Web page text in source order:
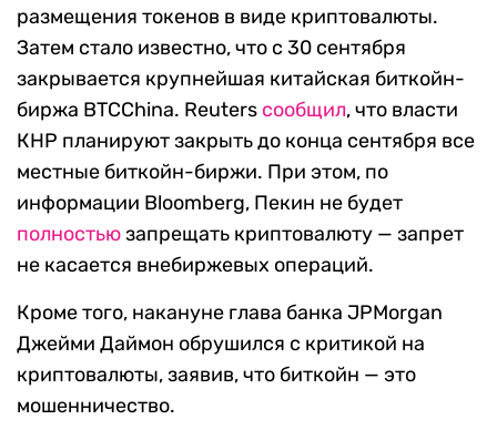
размещения токенов в виде криптовалюты.
Затем стало известно, что с 30 сентября
закрывается крупнейшая китайская биткойн-
биржа BTCChina. Reuters сообщил, что власти
КНР планируют закрыть до конца сентября все
местные биткойн-биржи. При этом, по
информации Bloomberg, Пекин не будет
полностьюзапрещать криптовалюту — запрет
не касается внебиржевых операций.
Кроме того, накануне глава банка JPMorgan
Джейми Даймон обрушился с критикой на
криптовалюты, заявив, что биткойн — это
мошенничество.